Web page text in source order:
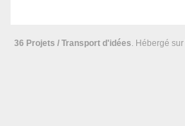
36 Projets / Transport d'idées . Hébergé sur